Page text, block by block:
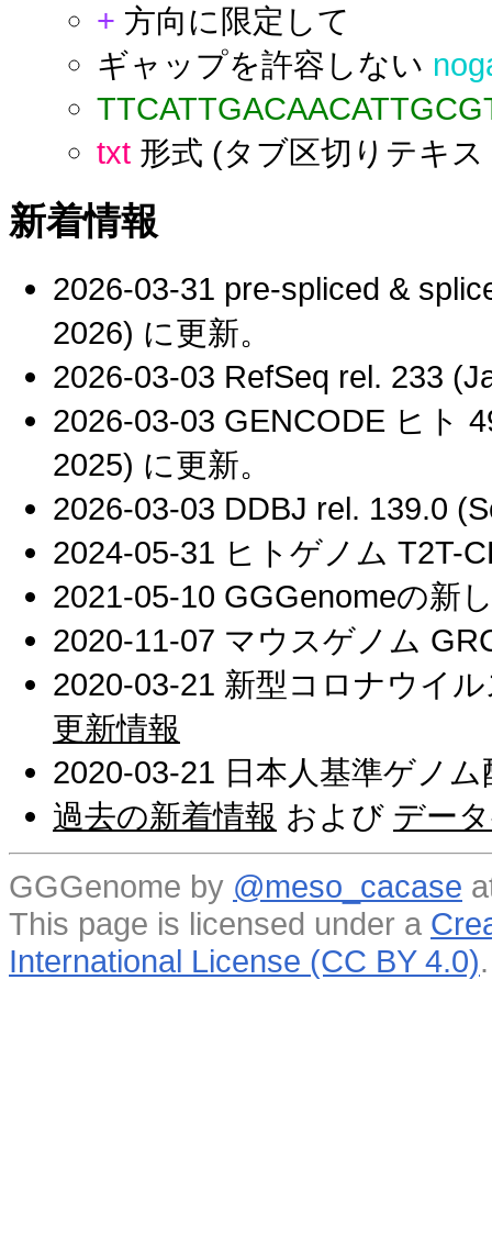
+ 方向に限定して
ギャップを許容しない
txt 形式 (タブ区切りテキ
新着情報
2026-03-31 pre-spliced &
2026) に更新。
2026-03-03 RefSeq rel. 233
2026-03-03 GENCODE ヒト
2025) に更新。
2026-03-03 DDBJ rel. 139.0
2024-05-31 ヒトゲノム T2T-
2021-05-10 GGGenomeの新
2020-11-07 マウスゲノム
2020-03-21 新型コロナウイ
更新情報
2020-03-21 日本人基準ゲノ
過去の新着情報 および デー
GGGenome by @meso_cacase
This page is licensed under a
International License (CC BY 4.0).